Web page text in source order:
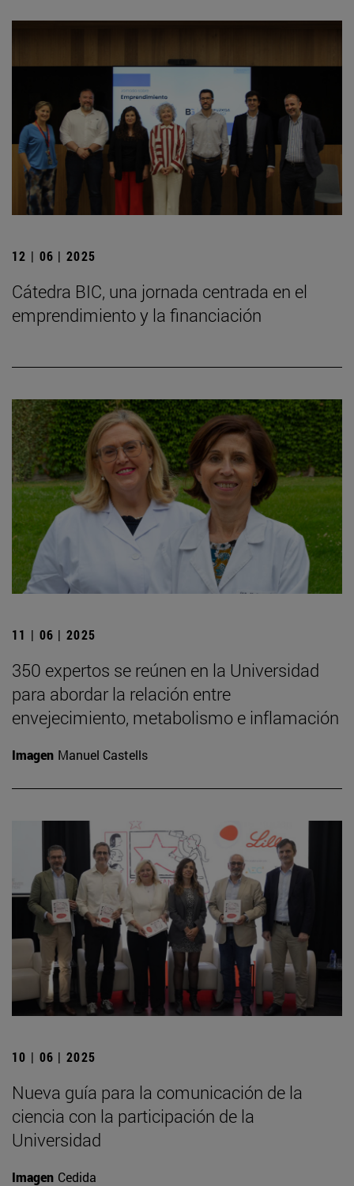
12 | 06 | 2025
Cátedra BIC, una jornada centrada en el
emprendimiento y la financiación
11 | 06 | 2025
350 expertos se reúnen en la Universidad
para abordar la relación entre
envejecimiento, metabolismo e inflamación
Imagen Manuel Castells
10 | 06 | 2025
Nueva guía para la comunicación de la
ciencia con la participación de la
Universidad
Imagen Cedida